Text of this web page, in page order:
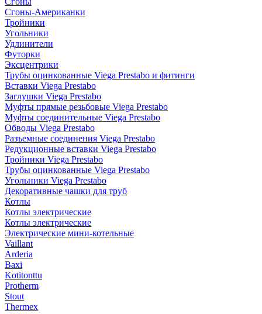
Сгоны-Американки
Тройники
Угольники
Удлинители
Футорки
Эксцентрики
Трубы оцинкованные Viega Prestabo и фитинги
Вставки Viega Prestabo
Заглушки Viega Prestabo
Муфты прямые резьбовые Viega Prestabo
Муфты соединительные Viega Prestabo
Обводы Viega Prestabo
Разъемные соединения Viega Prestabo
Редукционные вставки Viega Prestabo
Тройники Viega Prestabo
Трубы оцинкованные Viega Prestabo
Угольники Viega Prestabo
Декоративные чашки для труб
Котлы
Котлы электрические
Котлы электрические
Электрические мини-котельные
Vaillant
Arderia
Baxi
Kotitonttu
Protherm
Stout
Thermex